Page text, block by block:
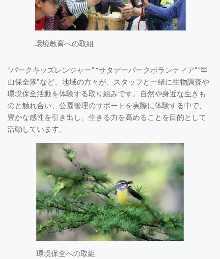
環境教育への取組
“パークキッズレンジャー” “サタデーパークボランティア”“里
山保全隊”など、地域の方々が、スタッフと一緒に生物調査や
環境保全活動を体験する取り組みです。自然や身近な生きも
のと触れ合い、公園管理のサポートを実際に体験する中で、
豊かな感性を引き出し、生きる力を高めることを目的として
活動しています。
環境保全への取組